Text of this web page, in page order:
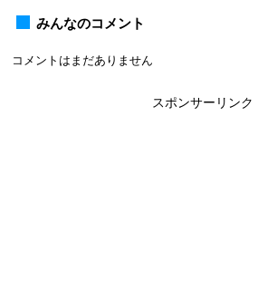
みんなのコメント
コメントはまだありません
スポンサーリンク